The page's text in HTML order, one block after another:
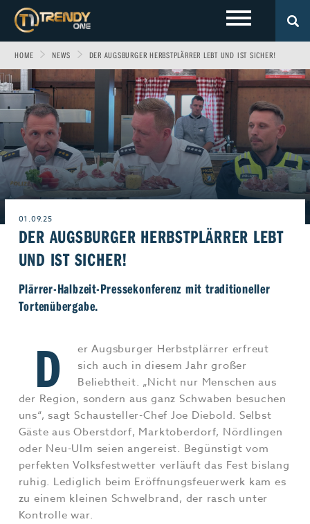
LOKALES
Allgäu
Augsburg
Ulm
EVENTS
FOTOS
VIDEOS
ÜBER UNS
Sport
Entertainment
Fitness & Gesundheit
Wirtschaft & Politik
Familie
Leben & Wohnen
Freizeit
Beruf & Karriere
Genuss
Liebe & Leidenschaft
Fashion
Technik
Automobil
Gewinnspiele
Fun
Start-Up
Frühstücks-Scout
Impressum
HOME NEWS DER AUGSBURGER HERBSTPLÄRRER LEBT UND IST SICHER!
01.09.25
DER AUGSBURGER HERBSTPLÄRRER LEBT
UND IST SICHER!
Plärrer-Halbzeit-Pressekonferenz mit traditioneller
Tortenübergabe.
D
er Augsburger Herbstplärrer erfreut
sich auch in diesem Jahr großer
Beliebtheit. „Nicht nur Menschen aus
der Region, sondern aus ganz Schwaben besuchen
uns“, sagt Schausteller-Chef Joe Diebold. Selbst
Gäste aus Oberstdorf, Marktoberdorf, Nördlingen
oder Neu-Ulm seien angereist. Begünstigt vom
perfekten Volksfestwetter verläuft das Fest bislang
ruhig. Lediglich beim Eröffnungsfeuerwerk kam es
zu einem kleinen Schwelbrand, der rasch unter
Kontrolle war.